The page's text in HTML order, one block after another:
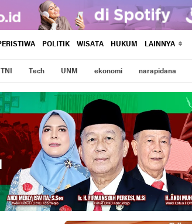
POLITIK WISATA HUKUM LAINNYA
TNI Tech UNM ekonomi narapidana